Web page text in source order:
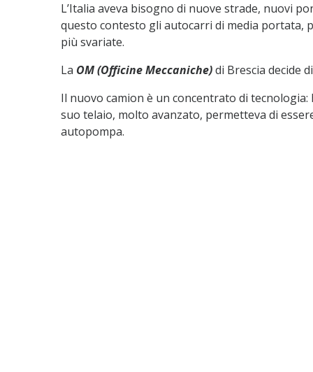
L’Italia aveva bisogno di nuove strade, nuovi
questo contesto gli autocarri di media portata,
più svariate.
La OM (Officine Meccaniche)di Brescia decide
Il nuovo camion è un concentrato di
suo telaio, molto avanzato, permetteva di
autopompa.